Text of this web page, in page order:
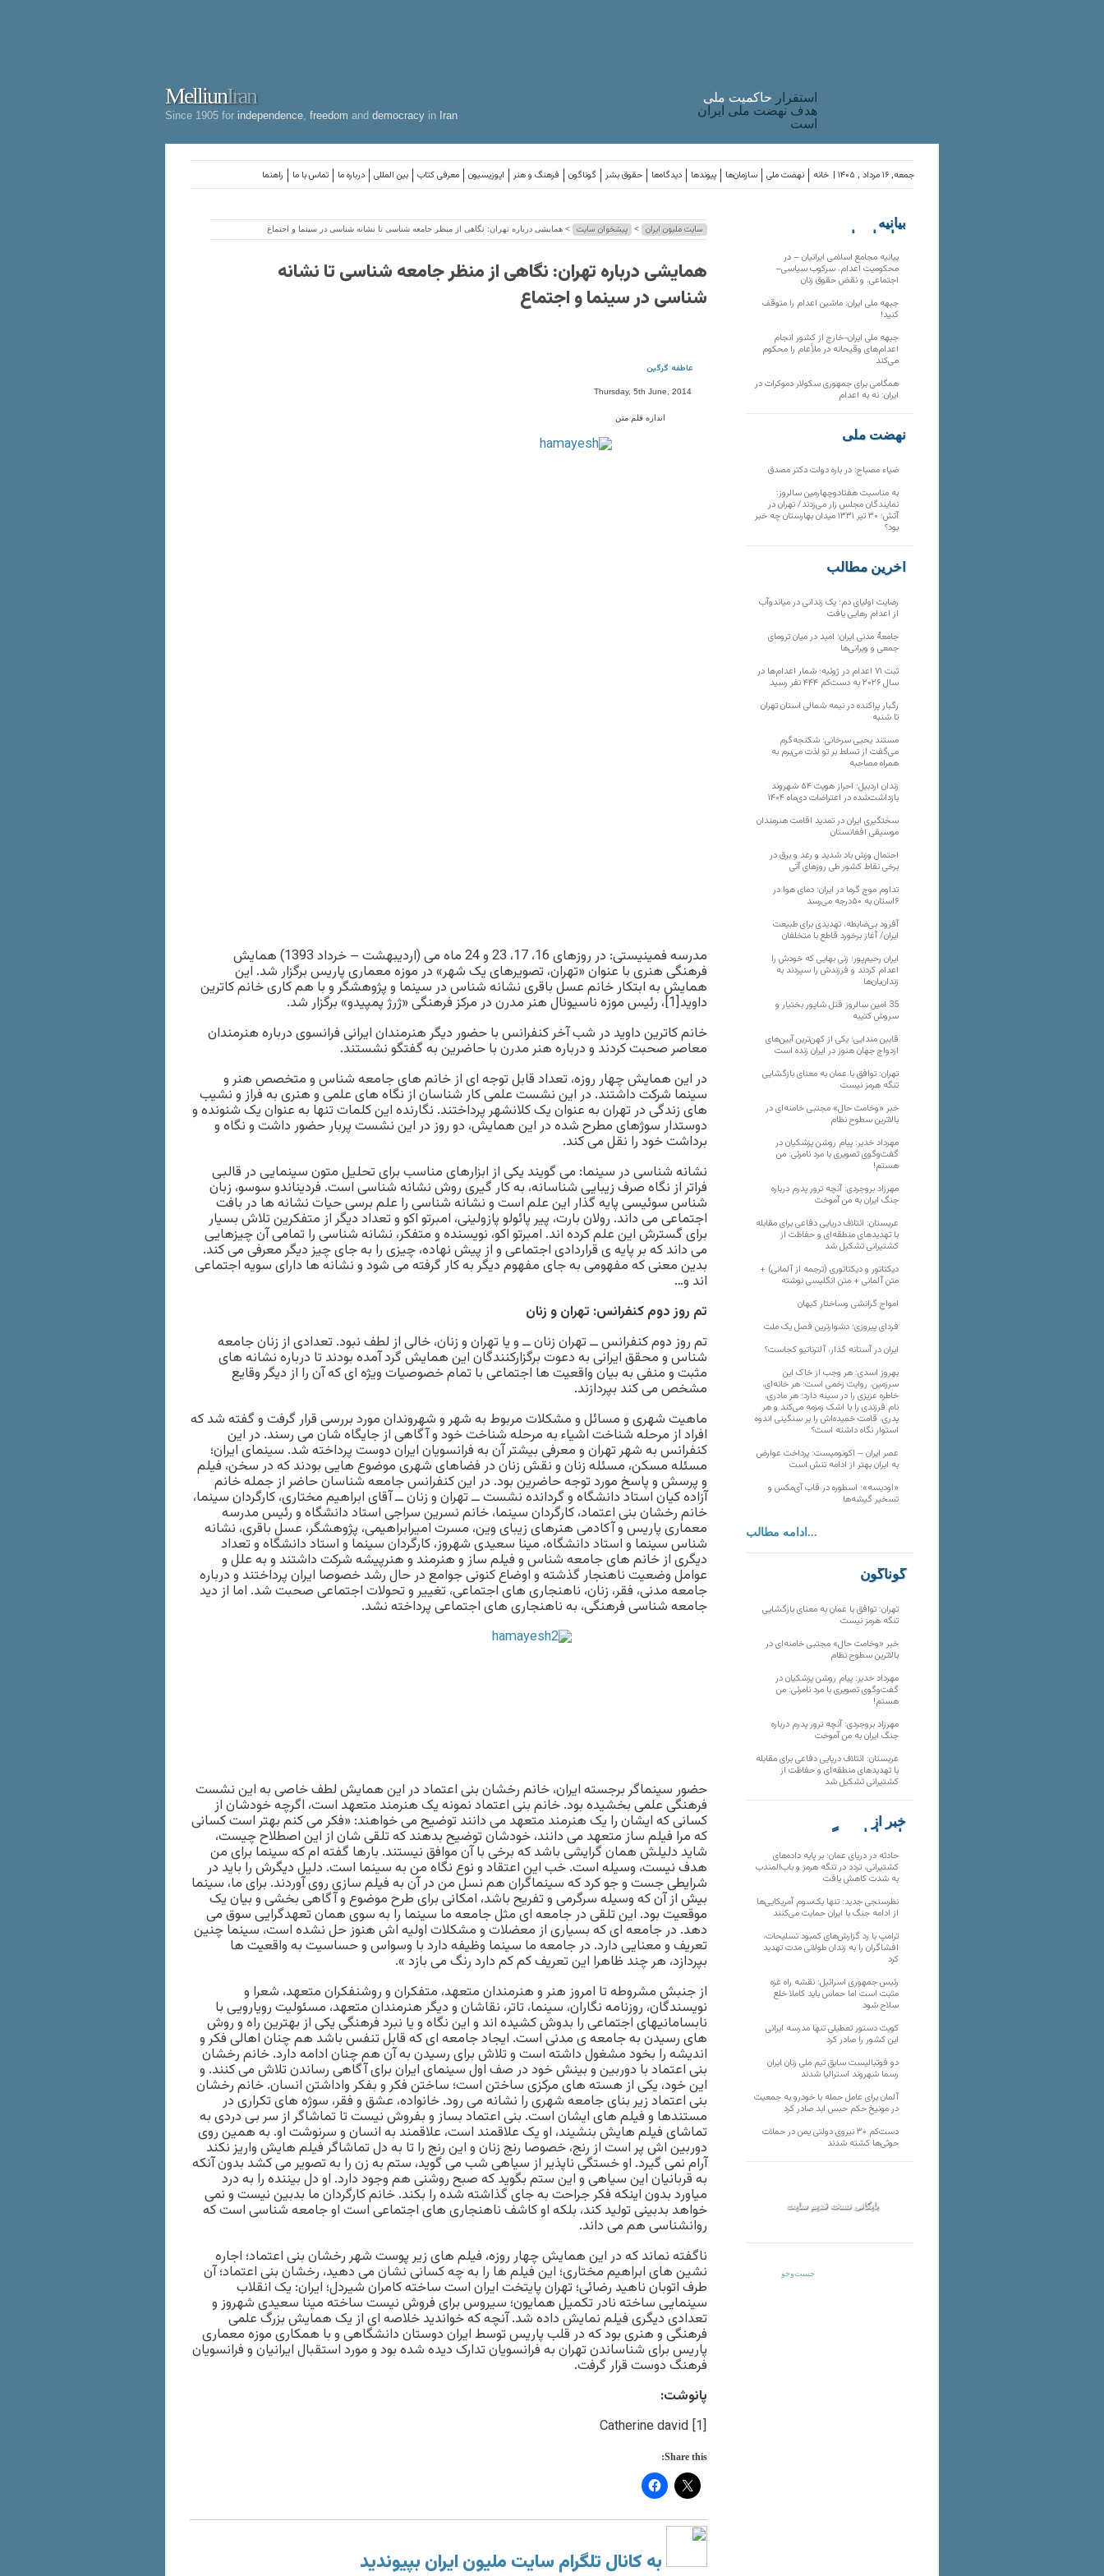
MelliunIran
Since 1905 for independence freedom and democracy in Iran
استقرار حاکميت ملی
هدف نهضت ملی ایران
است
راهنما تماس با ما درباره ما بین المللی معرفی کتاب اپوزیسیون فرهنگ و هنر گوناگون حقوق بشر دیدگاه‌ها پیوندها سازمان‌ها نهضت ملی خانه جمعه, ۱۶ مرداد , ۱۴۰۵ |
سایت ملیون ایران > پیشخوان سایت > همایشی درباره تهران: نگاهی از منظر جامعه شناسی تا نشانه شناسی در سینما و اجتماع
همایشی درباره تهران: نگاهی از منظر جامعه شناسی تا نشانه
شناسی در سینما و اجتماع
عاطفه گرگین
Thursday, 5th June, 2014
اندازه قلم متن
مدرسه فمینیستی: در روزهای 16، 17، 23 و 24 ماه می (اردیبهشت – خرداد 1393) همایش
فرهنگی هنری با عنوان «تهران، تصویرهای یک شهر» در موزه معماری پاریس برگزار شد. این
همایش به ابتکار خانم عسل باقری نشانه شناس در سینما و پژوهشگر و با هم کاری خانم کاترین
داوید[1]، رئیس موزه ناسیونال هنر مدرن در مرکز فرهنگی «ژرژ پمپیدو» برگزار شد.
خانم کاترین داوید در شب آخر کنفرانس با حضور دیگر هنرمندان ایرانی فرانسوی درباره هنرمندان
معاصر صحبت کردند و درباره هنر مدرن با حاضرین به گفتگو نشستند.
در این همایش چهار روزه، تعداد قابل توجه ای از خانم های جامعه شناس و متخصص هنر و
سینما شرکت داشتند. در این نشست علمی کار شناسان از نگاه های علمی و هنری به فراز و نشیب
های زندگی در تهران به عنوان یک کلانشهر پرداختند. نگارنده این کلمات تنها به عنوان یک شنونده و
دوستدار سوژهای مطرح شده در این همایش، دو روز در این نشست پربار حضور داشت و نگاه و
برداشت خود را نقل می کند.
نشانه شناسی در سینما: می گویند یکی از ابزارهای مناسب برای تحلیل متون سینمایی در قالبی
فراتر از نگاه صرف زیبایی شناسانه، به کار گیری روش نشانه شناسی است. فردیناندو سوسو، زبان
شناس سوئیسی پایه گذار این علم است و نشانه شناسی را علم برسی حیات نشانه ها در بافت
اجتماعی می داند. رولان بارت، پیر پائولو پازولینی، امبرتو اکو و تعداد دیگر از متفکرین تلاش بسیار
برای گسترش این علم کرده اند. امبرتو اکو، نویسنده و متفکر، نشانه شناسی را تمامی آن چیزهایی
می داند که بر پایه ی قراردادی اجتماعی و از پیش نهاده، چیزی را به جای چیز دیگر معرفی می کند.
بدین معنی که مفهومی به جای مفهوم دیگر به کار گرفته می شود و نشانه ها دارای سویه اجتماعی
اند و…
تم روز دوم کنفرانس: تهران و زنان
تم روز دوم کنفرانس ــ تهران زنان ــ و یا تهران و زنان، خالی از لطف نبود. تعدادی از زنان جامعه
شناس و محقق ایرانی به دعوت برگزارکنندگان این همایش گرد آمده بودند تا درباره نشانه های
مثبت و منفی به بیان واقعیت ها اجتماعی با تمام خصوصیات ویژه ای که آن را از دیگر وقایع
مشخص می کند بپردازند.
ماهیت شهری و مسائل و مشکلات مربوط به شهر و شهروندان مورد بررسی قرار گرفت و گفته شد که
افراد از مرحله شناخت اشیاء به مرحله شناخت خود و آگاهی از جایگاه شان می رسند. در این
کنفرانس به شهر تهران و معرفی بیشتر آن به فرانسویان ایران دوست پرداخته شد. سینمای ایران؛
مسئله مسکن، مسئله زنان و نقش زنان در فضاهای شهری موضوع هایی بودند که در سخن، فیلم
و پرسش و پاسخ مورد توجه حاضرین بود. در این کنفرانس جامعه شناسان حاضر از جمله خانم
آزاده کیان استاد دانشگاه و گردانده نشست ــ تهران و زنان ــ آقای ابراهیم مختاری، کارگردان سینما،
خانم رخشان بنی اعتماد، کارگردان سینما، خانم نسرین سراجی استاد دانشگاه و رئیس مدرسه
معماری پاریس و آکادمی هنرهای زیبای وین، مسرت امیرابراهیمی، پژوهشگر، عسل باقری، نشانه
شناس سینما و استاد دانشگاه، مینا سعیدی شهروز، کارگردان سینما و استاد دانشگاه و تعداد
دیگری از خانم های جامعه شناس و فیلم ساز و هنرمند و هنرپیشه شرکت داشتند و به علل و
عوامل وضعیت ناهنجار گذشته و اوضاع کنونی جوامع در حال رشد خصوصا ایران پرداختند و درباره
جامعه مدنی، فقر، زنان، ناهنجاری های اجتماعی، تغییر و تحولات اجتماعی صحبت شد. اما از دید
جامعه شناسی فرهنگی، به ناهنجاری های اجتماعی پرداخته نشد.
حضور سینماگر برجسته ایران، خانم رخشان بنی اعتماد در این همایش لطف خاصی به این نشست
فرهنگی علمی بخشیده بود. خانم بنی اعتماد نمونه یک هنرمند متعهد است، اگرچه خودشان از
کسانی که ایشان را یک هنرمند متعهد می دانند توضیح می خواهند: «فکر می کنم بهتر است کسانی
که مرا فیلم ساز متعهد می دانند، خودشان توضیح بدهند که تلقی شان از این اصطلاح چیست،
شاید دلیلش همان گرایشی باشد که برخی با آن موافق نیستند. بارها گفته ام که سینما برای من
هدف نیست، وسیله است. خب این اعتقاد و نوع نگاه من به سینما است. دلیل دیگرش را باید در
شرایطی جست و جو کرد که سینماگران هم نسل من در آن به فیلم سازی روی آوردند. برای ما، سینما
بیش از آن که وسیله سرگرمی و تفریح باشد، امکانی برای طرح موضوع و آگاهی بخشی و بیان یک
موقعیت بود. این تلقی در جامعه ای مثل جامعه ما سینما را به سوی همان تعهدگرایی سوق می
دهد. در جامعه ای که بسیاری از معضلات و مشکلات اولیه اش هنوز حل نشده است، سینما چنین
تعریف و معنایی دارد. در جامعه ما سینما وظیفه دارد با وسواس و حساسیت به واقعیت ها
بپردازد، هر چند ظاهرا این تعریف کم کم دارد رنگ می بازد ».
از جنبش مشروطه تا امروز هنر و هنرمندان متعهد، متفکران و روشنفکران متعهد، شعرا و
نویسندگان، روزنامه نگاران، سینما، تاتر، نقاشان و دیگر هنرمندان متعهد، مسئولیت رویارویی با
نابسامانیهای اجتماعی را بدوش کشیده اند و این نگاه و یا نبرد فرهنگی یکی از بهترین راه و روش
های رسیدن به جامعه ی مدنی است. ایجاد جامعه ای که قابل تنفس باشد هم چنان اهالی فکر و
اندیشه را بخود مشغول داشته است و تلاش برای رسیدن به آن هم چنان ادامه دارد. خانم رخشان
بنی اعتماد با دوربین و بینش خود در صف اول سینمای ایران برای آگاهی رساندن تلاش می کنند. و
این خود، یکی از هسته های مرکزی ساختن است؛ ساختن فکر و بفکر واداشتن انسان. خانم رخشان
بنی اعتماد زیر بنای جامعه شهری را نشانه می رود. خانواده، عشق و فقر، سوژه های تکراری در
مستندها و فیلم های ایشان است. بنی اعتماد بساز و بفروش نیست تا تماشاگر از سر بی دردی به
تماشای فیلم هایش بنشیند، او یک علاقمند است، علاقمند به انسان و سرنوشت او. به همین روی
دوربین اش پر است از رنج، خصوصا رنج زنان و این رنج را تا به دل تماشاگر فیلم هایش واریز نکند
آرام نمی گیرد. او خستگی ناپذیر از سیاهی شب می گوید، ستم به زن را به تصویر می کشد بدون آنکه
به قربانیان این سیاهی و این ستم بگوید که صبح روشنی هم وجود دارد. او دل بیننده را به درد
میاورد بدون اینکه فکر جراحت به جای گذاشته شده را بکند. خانم کارگردان ما بدبین نیست و نمی
خواهد بدبینی تولید کند، بلکه او کاشف ناهنجاری های اجتماعی است او جامعه شناسی است که
روانشناسی هم می داند.
ناگفته نماند که در این همایش چهار روزه، فیلم های زیر پوست شهر رخشان بنی اعتماد؛ اجاره
نشین های ابراهیم مختاری؛ این فیلم ها را به چه کسانی نشان می دهید، رخشان بنی اعتماد؛ آن
طرف اتوبان ناهید رضائی؛ تهران پایتخت ایران است ساخته کامران شیردل؛ ایران: یک انقلاب
سینمایی ساخته نادر تکمیل همایون؛ سیروس برای فروش نیست ساخته مینا سعیدی شهروز و
تعدادی دیگری فیلم نمایش داده شد. آنچه که خواندید خلاصه ای از یک همایش بزرگ علمی
فرهنگی و هنری بود که در قلب پاریس توسط ایران دوستان دانشگاهی و با همکاری موزه معماری
پاریس برای شناساندن تهران به فرانسویان تدارک دیده شده بود و مورد استقبال ایرانیان و فرانسویان
فرهنگ دوست قرار گرفت.
پانوشت:
[1] Catherine david
Share this:
به کانال تلگرام سایت ملیون ایران بپیوندید
بیانیه
سازمان‌های
بیانیه مجامع اسلامی ایرانیان – در
محکومیت اعدام، سرکوب سیاسی–
اجتماعی، و نقض حقوق زنان
جبهه ملی ایران: ماشین اعدام را متوقف
کنید!
جبهه ملی ایران-خارج از کشور انجام
اعدام‌های وقیحانه در ملأِعام را محکوم
می‌کند
همگامی برای جمهوری سکولار دموکرات در
ایران: نه به اعدام
نهضت ملی
ضیاء مصباح: در باره دولت دکتر مصدق
به مناسبت هفتادوچهارمین سالروز:
نمایندگان مجلس زار می‌زدند/ تهران در
آتش؛ ۳۰ تیر ۱۳۳۱ میدان بهارستان چه خبر
بود؟
آخرین مطالب
رضایت اولیای دم؛ یک زندانی در میاندوآب
از اعدام رهایی یافت
جامعهٔ مدنی ایران: امید در میان ترومای
جمعی و ویرانی‌ها
ثبت ۷۱ اعدام در ژوئیه؛ شمار اعدام‌ها در
سال ۲۰۲۶ به دست‌کم ۴۴۴ نفر رسید
رگبار پراکنده در نیمه شمالی استان تهران
تا شنبه
مستند یحیی سرخانی؛ شکنجه‌گرم
می‌گفت از تسلط بر تو لذت می‌برم به
همراه مصاحبه
زندان اردبیل؛ احراز هویت ۵۴ شهروند
بازداشت‌شده در اعتراضات دی‌ماه ۱۴۰۴
سختگیری ایران در تمدید اقامت هنرمندان
موسیقی افغانستان
احتمال وزش باد شدید و رعد و برق در
برخی نقاط کشور طی روزهای آتی
تداوم موج گرما در ایران؛ دمای هوا در
۶استان به ۵۰درجه می‌رسد
آفرود بی‌ضابطه، تهدیدی برای طبیعت
ایران/ آغاز برخورد قاطع با متخلفان
ایران رحیم‌پور؛ زنی بهایی که خودش را
اعدام کردند و فرزندش را سپردند به
زندان‌بان‌ها
35 امین سالروز قتل شاپور بختیار و
سروش کتیبه
قابین مندایی؛ یکی از کهن‌ترین آیین‌های
ازدواج جهان هنوز در ایران زنده است
تهران: توافق با عمان به معنای بازگشایی
تنگه هرمز نیست
خبر «وخامت حال» مجتبی خامنه‌ای در
بالاترین سطوح نظام
مهرداد خدیر: پیام روشن پزشکیان در
گفت‌و‌گوی تصویری با مرد نامرئی: من
هستم!
مهرزاد بروجردی: آنچه ترور پدرم درباره
جنگ ایران به من آموخت
عربستان: ائتلاف دریایی دفاعی برای مقابله
با تهدیدهای منطقه‌ای و حفاظت از
کشتیرانی تشکیل شد
دیکتاتور و دیکتاتوری (ترجمه از آلمانی) +
متن آلمانی + متن انگلیسی نوشته
‌امواجِ گرانشی وساختارِ کیهان
فردای پیروزی؛ دشوارترین فصل یک ملت
ایران در آستانه گذار، آلترناتیو کجاست؟
بهروز اسدی: هر وجب از خاک‌ این
سرزمین، روایت زخمی است؛ هر خانه‌ای،
خاطره عزیزی را در سینه دارد؛ هر مادری،
نام فرزندی را با اشک زمزمه می‌کند و هر
پدری، قامت خمیده‌اش را بر سنگینی اندوه
استوار نگاه داشته است؟
عصر ایران – اکونومیست: پرداخت عوارض
به ایران بهتر از ادامه تنش است
«اودیسه»؛ اسطوره در قاب آی‌مکس و
تسخیر گیشه‌ها
ادامه مطالب...
گوناگون
تهران: توافق با عمان به معنای بازگشایی
تنگه هرمز نیست
خبر «وخامت حال» مجتبی خامنه‌ای در
بالاترین سطوح نظام
مهرداد خدیر: پیام روشن پزشکیان در
گفت‌و‌گوی تصویری با مرد نامرئی: من
هستم!
مهرزاد بروجردی: آنچه ترور پدرم درباره
جنگ ایران به من آموخت
عربستان: ائتلاف دریایی دفاعی برای مقابله
با تهدیدهای منطقه‌ای و حفاظت از
کشتیرانی تشکیل شد
خبر از
تارنماهای دیگر
حادثه در دریای عمان؛ بر پایه داده‌های
کشتیرانی، تردد در تنگه هرمز و باب‌المندب
به شدت کاهش یافت
نظرسنجی جدید: تنها یک‌سوم آمریکایی‌ها
از ادامه جنگ با ایران حمایت می‌کنند
ترامپ با رد گزارش‌های کمبود تسلیحات،
افشاگران را به زندان طولانی مدت تهدید
کرد
رئیس‌ جمهوری اسرائیل: نقشه راه غزه
مثبت است اما حماس باید کاملا خلع
سلاح شود
کویت دستور تعطیلی تنها مدرسه ایرانی
این کشور را صادر کرد
دو فوتبالیست سابق تیم ملی زنان ایران
رسما شهروند استرالیا شدند
آلمان برای عامل حمله با خودرو به جمعیت
در مونیخ حکم حبس ابد صادر کرد
دست‌کم ۳۰ نیروی دولتی یمن در حملات
حوثی‌ها کشته شدند
بایگانی نسخه قدیم سایت